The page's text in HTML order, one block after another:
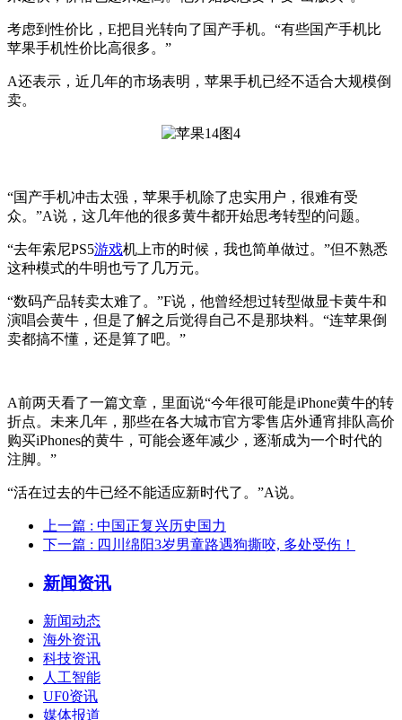
考虑到性价比，E把目光转向了国产手机。“有些国产手机比
苹果手机性价比高很多。”
A还表示，近几年的市场表明，苹果手机已经不适合大规模倒
卖。
“国产手机冲击太强，苹果手机除了忠实用户，很难有受
众。”A说，这几年他的很多黄牛都开始思考转型的问题。
“去年索尼PS5游戏机上市的时候，我也简单做过。”但不熟悉
这种模式的牛明也亏了几万元。
“数码产品转卖太难了。”F说，他曾经想过转型做显卡黄牛和
演唱会黄牛，但是了解之后觉得自己不是那块料。“连苹果倒
卖都搞不懂，还是算了吧。”
A前两天看了一篇文章，里面说“今年很可能是iPhone黄牛的转
折点。未来几年，那些在各大城市官方零售店外通宵排队高价
购买iPhones的黄牛，可能会逐年减少，逐渐成为一个时代的
注脚。”
“活在过去的牛已经不能适应新时代了。”A说。
上一篇 : 中国正复兴历史国力
下一篇 : 四川绵阳3岁男童路遇狗撕咬, 多处受伤！
新闻资讯
新闻动态
海外资讯
科技资讯
人工智能
UF0资讯
媒体报道